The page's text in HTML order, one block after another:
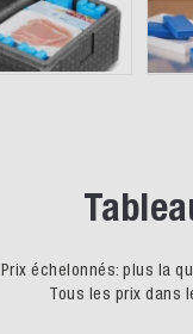
Prix échelonnés: plus la
Tous les prix dans